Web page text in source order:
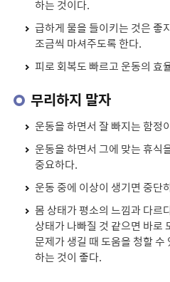
하는 것이다.
급하게 물을 들이키는 것은 좋
조금씩 마셔주도록 한다.
피로 회복도 빠르고 운동의 효
무리하지 말자
운동을 하면서 잘 빠지는 함정
운동을 하면서 그에 맞는 휴식
중요하다.
운동 중에 이상이 생기면 중단
몸 상태가 평소의 느낌과 다르
상태가 나빠질 것 같으면 바로
문제가 생길 때 도움을 청할
하는 것이 좋다.